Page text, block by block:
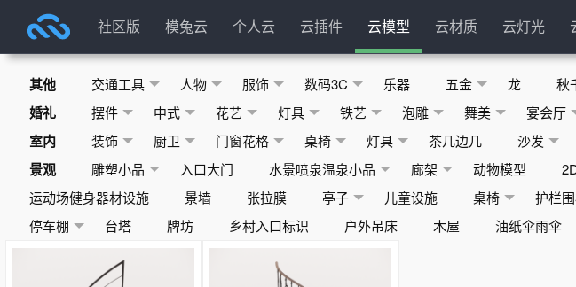
社区版 模兔云 个人云 云插件 云模型 云材质 云灯光
其他 交通工具 人物 服饰 数码3C 乐器 五金 龙 秋
婚礼 摆件 中式 花艺 灯具 铁艺 泡雕 舞美 宴会厅
室内 装饰 厨卫 门窗花格 桌椅 灯具 茶几边几 沙发
景观 雕塑小品 入口大门 水景喷泉温泉小品 廊架 动物模型
运动场健身器材设施
景墙 张拉膜 亭子 儿童设施 桌椅 护栏
停车棚
台塔 牌坊 乡村入口标识 户外吊床 木屋 油纸伞雨伞